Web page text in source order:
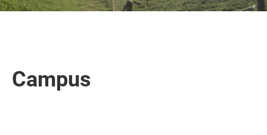
Campus